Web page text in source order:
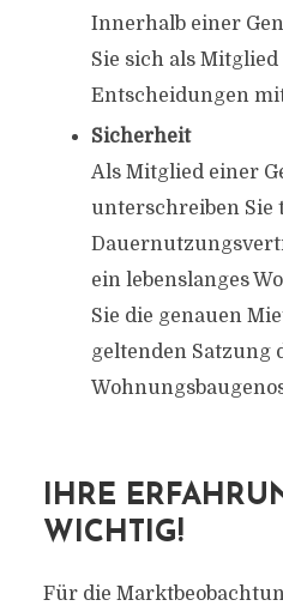
Innerhalb einer
Sie sich als
Entscheidungen
Sicherheit
Als Mitglied einer
unterschreiben Sie
ein lebenslanges
Sie die genauen
geltenden Satzung
IHRE
WICHTIG!
Für die